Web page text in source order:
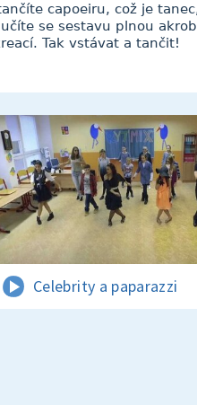
capoeiru, což je
se sestavu plnou
Tak vstávat a tančit!
Celebrity a paparazzi